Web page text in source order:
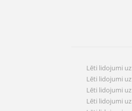
Lēti lidojumi uz
Lēti lidojumi uz
Lēti lidojumi uz
Lēti lidojumi uz